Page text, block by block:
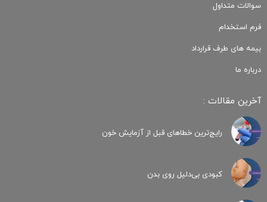
سوالات متداول
فرم استخدام
بیمه های طرف قرارداد
درباره ما
آخرین مقالات :
رایج‌ترین خطاهای قبل از آزمایش خون
کبودی‌ بی‌دلیل روی بدن